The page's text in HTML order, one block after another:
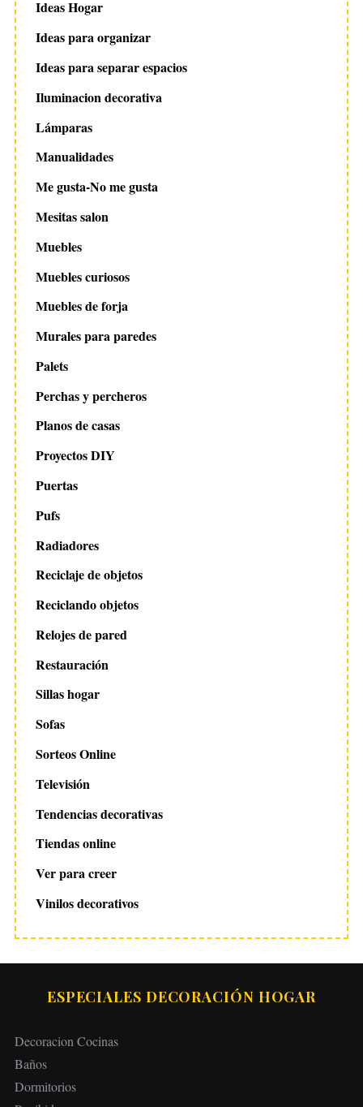
Ideas Hogar
Ideas para organizar
Ideas para separar espacios
Iluminacion decorativa
Lámparas
Manualidades
Me gusta-No me gusta
Mesitas salon
Muebles
Muebles curiosos
Muebles de forja
Murales para paredes
Palets
Perchas y percheros
Planos de casas
Proyectos DIY
Puertas
Pufs
Radiadores
Reciclaje de objetos
Reciclando objetos
Relojes de pared
Restauración
Sillas hogar
Sofas
Sorteos Online
Televisión
Tendencias decorativas
Tiendas online
Ver para creer
Vinilos decorativos
ESPECIALES DECORACIÓN HOGAR
Decoracion Cocinas
Baños
Dormitorios